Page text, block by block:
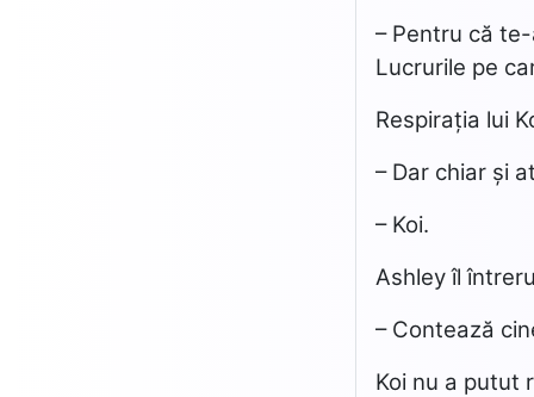
– Pentru că
Lucrurile pe
Respirația lui
– Dar chiar și
– Koi.
Ashley îl
– Contează
Koi nu a putut